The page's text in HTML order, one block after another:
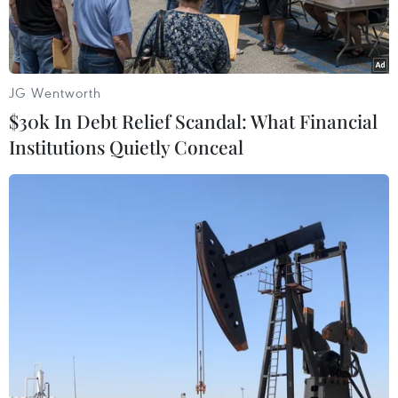
Chiến hạm mà Ai Cập mới tiếp nhận. (Nguồn: Military.africa)
Các lực lượng vũ trang Ai Cập ngày 29/5 đã tiếp
nhận chiến hạm thứ 2 lớp Meko A-200, do tập
JG Wentworth
$30k In Debt Relief Scandal: What Financial
Institutions Quietly Conceal